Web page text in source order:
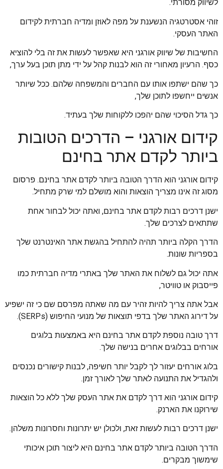
לשיווק מסורתי.
זוהי אסטרטגיה הנשענת על מפה לאוזן ומדיה חברתית לקידום
האתר העסקי.
החשיבות של שיווק אורגני היא שאפשר לעשות את זה בלי להוציא
כסף. הרעיון מאחורי זה הוא לבנות קהל על ידי מתן תוכן בעל ערך,
כך שהם ישתפו אותו עם החברים והמשפחה שלהם. ככל שיותר
אנשים ייחשפו לתוכן שלך,
כך גדל הסיכוי שהם יהפכו ללקוחות שלך בעתיד.
קידום אורגני – הדרכים הטובות
ביותר לקדם אתר בחינם
קידום אורגני הוא הדרך הטובה ביותר לקדם אתר בחינם. פרסום
מסוג זה אינו מצריך הוצאות והוא מושלם למי שרק מתחיל.
ישנן דרכים רבות לקדם אתר בחינם, ואתה יכול לבחור אחת
שתתאים לצרכים שלך.
הדרך הקלה ביותר תהיה להתחיל בהגשת אתר האינטרנט שלך
בספריות שונות.
אתה יכול גם לשלוח את האתר שלך באתרי מדיה חברתית כמו
פייסבוק או טוויטר,
אבל אתה צריך להיות זהיר עם מה שאתה מפרסם שם כי זה ישפיע
על דירוג האתר שלך בדפי תוצאות של מנועי החיפוש (SERPs).
דרך טובה נוספת לקדם אתר בחינם היא באמצעות בלוגים
אורחים בבלוגים אחרים בנישה שלך.
בלוג אורחים יעזור לך לקבל יותר חשיפה, לבנות קישורים נכנסים
ולהגדיל את התנועה לאתר שלך לאורך זמן.
קידום אורגני הוא דרך לקדם את אתר העסק שלך ללא כל הוצאות
שירוקנו את הארנק.
ישנן דרכים רבות לעשות זאת, ולכולן יש יתרונות וחסרונות משלהן.
הדרך הטובה ביותר לקדם אתר בחינם היא ליצור תוכן איכותי
שימשוך מבקרים.